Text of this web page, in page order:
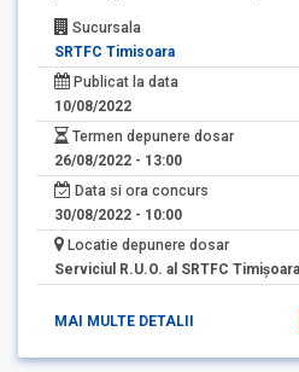
Sucursala
SRTFC Timisoara
Publicat la data
10/08/2022
Termen depunere dosar
26/08/2022 - 13:00
Data si ora concurs
30/08/2022 - 10:00
Locatie depunere dosar
Serviciul R.U.O. al SRTFC Timişoara
MAI MULTE DETALII